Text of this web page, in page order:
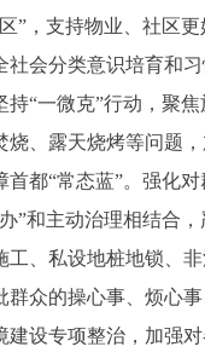
”，支持物业、社区
社会分类意识培育和
持“一微克”行动，聚
烧、露天烧烤等问题
首都“常态蓝”。强化
”和主动治理相结合
工、私设地桩地锁、
群众的操心事、烦心
建设专项整治，加强